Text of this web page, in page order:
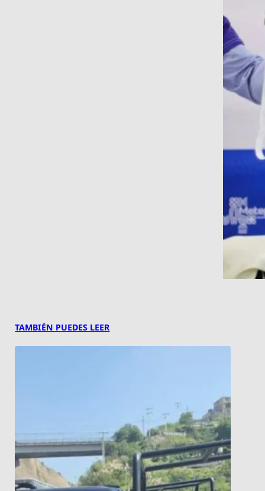
TAMBIÉN PUEDES LEER